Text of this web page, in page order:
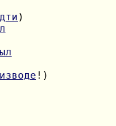
изводе !)